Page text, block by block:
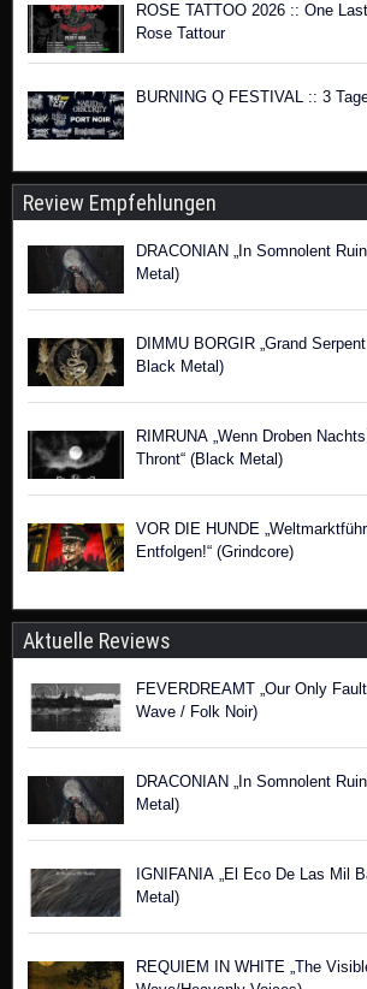
ROSE TATTOO 2026 :: One
Rose Tattour
BURNING Q FESTIVAL :: 3
Review Empfehlungen
DRACONIAN „In Somnolent
Metal)
DIMMU BORGIR „Grand
Black Metal)
RIMRUNA „Wenn Droben
Thront“ (Black Metal)
VOR DIE HUNDE
Entfolgen!“ (Grindcore)
Aktuelle Reviews
FEVERDREAMT „Our Only
Wave / Folk Noir)
DRACONIAN „In Somnolent
Metal)
IGNIFANIA „El Eco De Las Mil
Metal)
REQUIEM IN WHITE „The